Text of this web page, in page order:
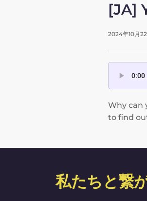
[JA]
2024年10月
Why can
to find
私たちと繋